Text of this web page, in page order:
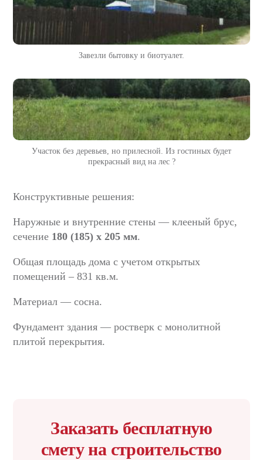
Завезли бытовку и биотуалет.
Участок без деревьев, но прилесной. Из гостиных будет
прекрасный вид на лес ?
Конструктивные решения:
Наружные и внутренние стены ― клееный брус,
сечение 180 (185) х 205 мм.
Общая площадь дома с учетом открытых
помещений – 831 кв.м.
Материал — сосна.
Фундамент здания ― ростверк с монолитной
плитой перекрытия.
Заказать бесплатную
смету на строительство